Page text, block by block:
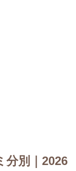
分別｜2026